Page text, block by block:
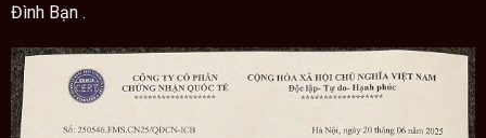
Đình Bạn .